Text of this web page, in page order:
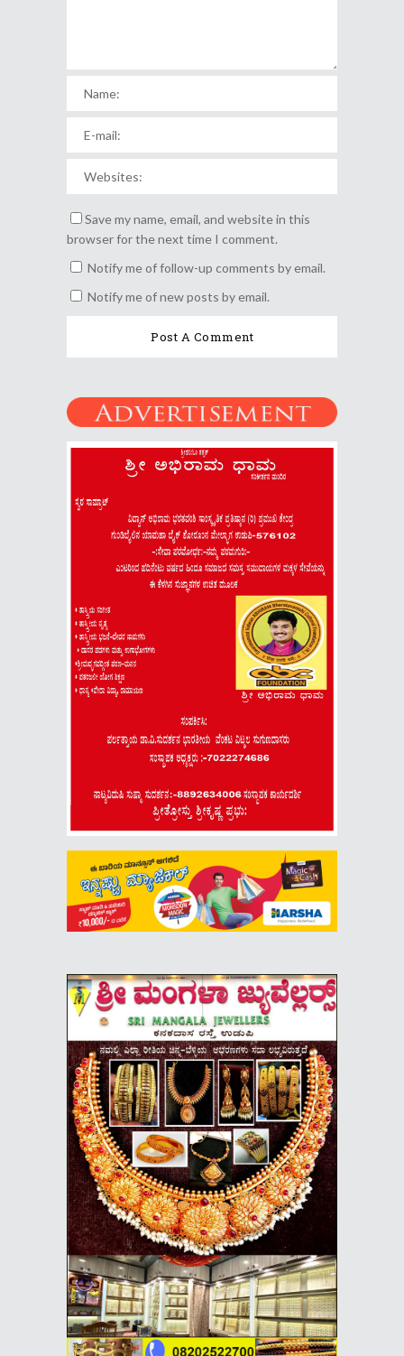
Save my name, email, and website in this
browser for the next time I comment.
Notify me of follow-up comments by email.
Notify me of new posts by email.